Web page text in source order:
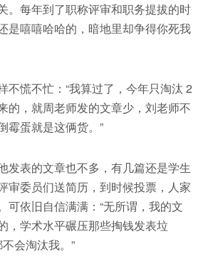
。每年到了职称评审和职务提拔的时
是嘻嘻哈哈的，暗地里却争得你死我
不慌不忙：“我算过了，今年只淘汰 2
的，就周老师发的文章少，刘老师不
霉蛋就是这俩货。”
发表的文章也不多，有几篇还是学生
审委员们送简历，到时候投票，人家
可依旧自信满满：“无所谓，我的文
，学术水平碾压那些掏钱发表垃
会淘汰我。”